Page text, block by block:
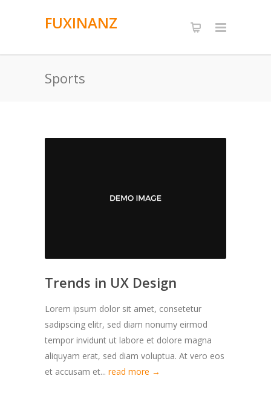
FUXINANZ
Sports
Trends in UX Design
Lorem ipsum dolor sit amet, consetetur
sadipscing elitr, sed diam nonumy eirmod
tempor invidunt ut labore et dolore magna
aliquyam erat, sed diam voluptua. At vero eos
et accusam et... read more →